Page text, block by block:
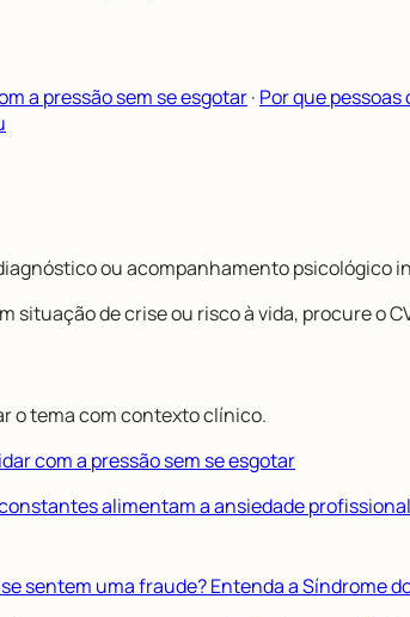
a pressão sem se esgotar· Por que
ou acompanhamento psicológico
situação de crise ou risco à vida, procure o
o tema com contexto clínico.
com a pressão sem se esgotar
alimentam a ansiedade
sentem uma fraude? Entenda a Síndrome